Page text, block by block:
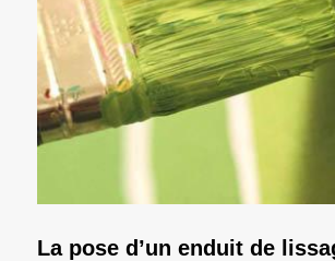
La pose d’un enduit de